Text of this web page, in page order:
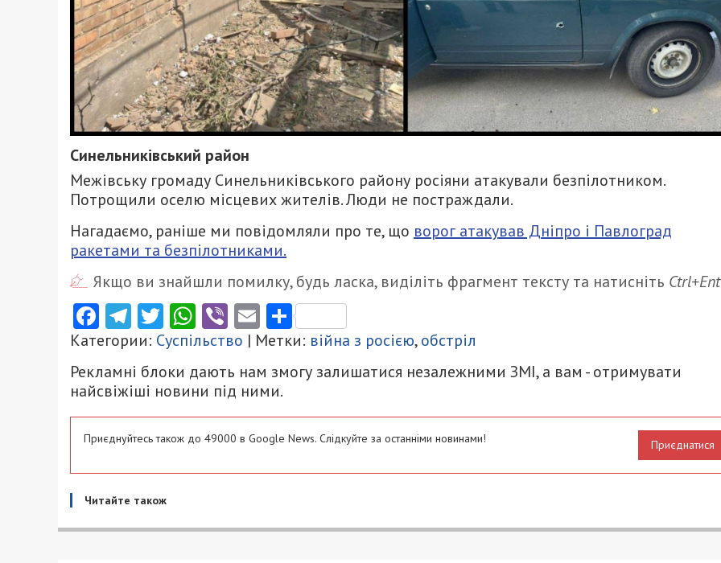
Синельниківський район
Межівську громаду Синельниківського району росіяни атакували безпілотником.
Потрощили оселю місцевих жителів. Люди не постраждали.
Нагадаємо, раніше ми повідомляли про те, що ворог атакував Дніпро і Павлоград
ракетами та безпілотниками.
Якщо ви знайшли помилку, будь ласка, виділіть фрагмент тексту та натисніть
Facebook
Telegram
Twitter
WhatsApp
ViberEmailПоділитися
Категории: Суспільство | Метки: війна з росією,обстріл
Рекламні блоки дають нам змогу залишатися незалежними ЗМІ, а вам - отримувати
найсвіжіші новини під ними.
Приєднуйтесь також до 49000 в Google News. Слідкуйте за останніми новинами! Приєднатися
Читайте також